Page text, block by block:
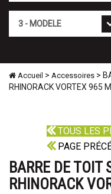
Accueil > Accessoires >
RHINORACK VORTEX 965
TOUS LES
PAGE
BARRE DE TOIT
RHINORACK